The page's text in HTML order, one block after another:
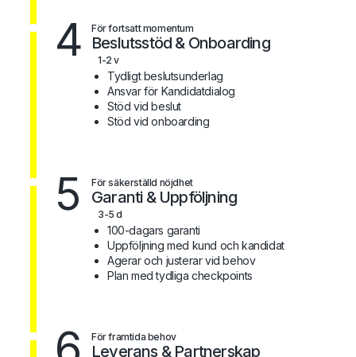
4 För fortsatt momentum
Beslutsstöd & Onboarding
1-2 v
Tydligt beslutsunderlag
Ansvar för Kandidatdialog
Stöd vid beslut
Stöd vid onboarding
5 För säkerställd nöjdhet
Garanti & Uppföljning
3-5 d
100-dagars garanti
Uppföljning med kund och kandidat
Agerar och justerar vid behov
Plan med tydliga checkpoints
För framtida behov
Leverans & Partnerskap